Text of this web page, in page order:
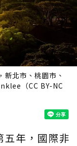
北市、桃園市、
（CC BY-NC
五年，國際非